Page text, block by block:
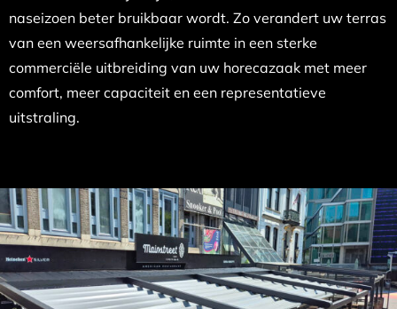
naseizoen beter bruikbaar wordt. Zo verandert uw terras
van een weersafhankelijke ruimte in een sterke
commerciële uitbreiding van uw horecazaak met meer
comfort, meer capaciteit en een representatieve
uitstraling.